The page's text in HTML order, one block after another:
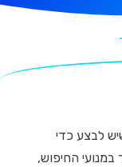
לבצע כדי
החיפוש,